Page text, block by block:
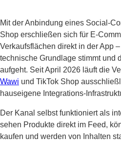
Mit der Anbindung eines Social-
Shop erschließen sich für E-
Verkaufsflächen direkt in der App
technische Grundlage stimmt und
aufgeht. Seit April 2026 läuft die
Wawi und TikTok Shop
hauseigene Integrations-
Der Kanal selbst funktioniert als
sehen Produkte direkt im Feed,
kaufen und werden von Inhalten